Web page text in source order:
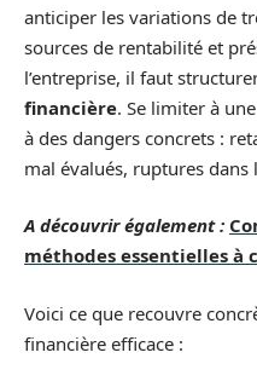
anticiper les variations de
sources de rentabilité et
l’entreprise, il faut
financière. Se limiter à
à des dangers concrets :
mal évalués, ruptures dans
A découvrir également :
méthodes essentielles à
Voici ce que recouvre
financière efficace :